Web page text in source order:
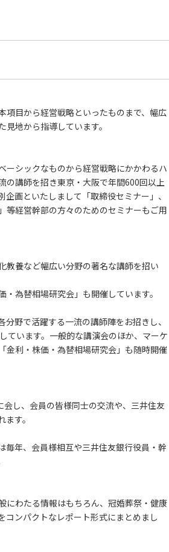
項目から経営戦略といったものまで、幅広
地から指導しています。
ーシックなものから経営戦略にかかわるハ
の講師を招き東京・大阪で年間600回以上
画といたしまして「取締役セミナー」、
等経営幹部の方々のためのセミナーもご用
教養など幅広い分野の著名な講師を招い
為替相場研究会」も開催しています。
野で活躍する一流の講師陣をお招きし、
ています。一般的な講演会のほか、マーケ
金利・株価・為替相場研究会」も随時開催
し、会員の皆様同士の交流や、三井住友
す。
毎年、会員様相互や三井住友銀行役員・幹
にわたる情報はもちろん、冠婚葬祭・健康
コンパクトなレポート形式にまとめまし